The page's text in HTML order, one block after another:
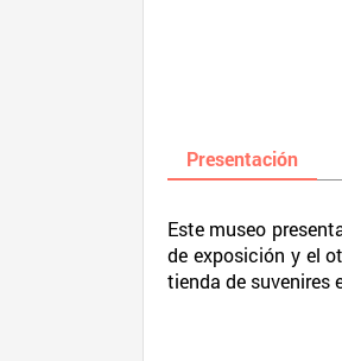
Presentación
Este museo
de exposición y el
tienda de suvenires